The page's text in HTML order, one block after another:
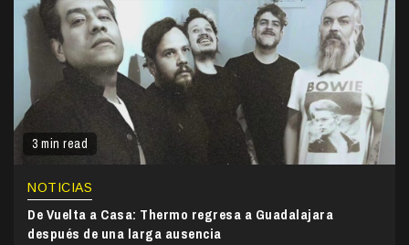
3 min read
NOTICIAS
De Vuelta a Casa: Thermo regresa a Guadalajara
después de una larga ausencia